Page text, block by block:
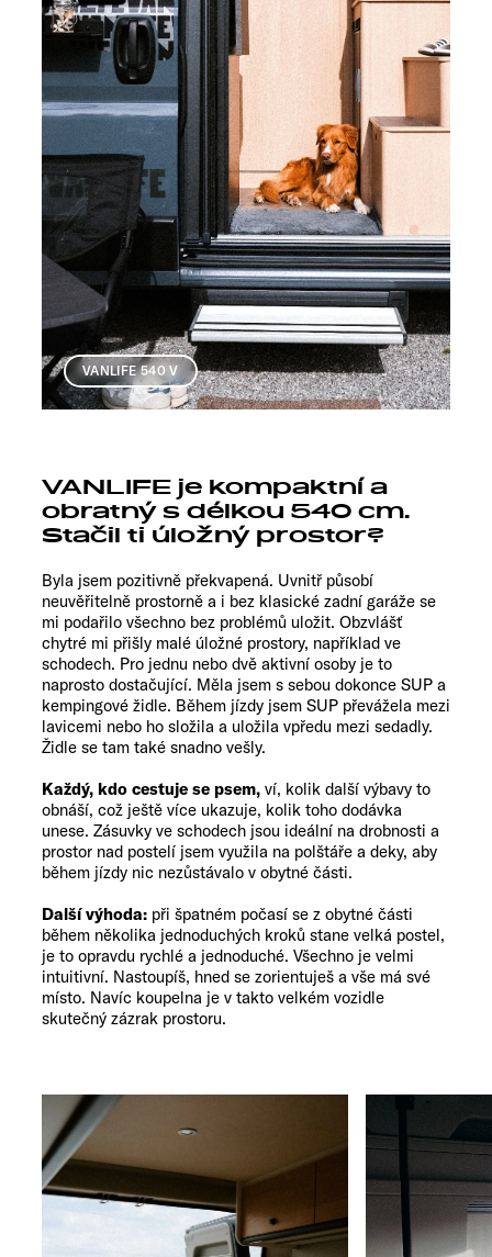
VANLIFE 540 V
VANLIFE je kompaktní a
obratný s délkou 540 cm.
Stačil ti úložný prostor?
Byla jsem pozitivně překvapená. Uvnitř působí
neuvěřitelně prostorně a i bez klasické zadní garáže se
mi podařilo všechno bez problémů uložit. Obzvlášť
chytré mi přišly malé úložné prostory, například ve
schodech. Pro jednu nebo dvě aktivní osoby je to
naprosto dostačující. Měla jsem s sebou dokonce SUP a
kempingové židle. Během jízdy jsem SUP převážela mezi
lavicemi nebo ho složila a uložila vpředu mezi sedadly.
Židle se tam také snadno vešly.
Každý, kdo cestuje se psem, ví, kolik další výbavy to
obnáší, což ještě více ukazuje, kolik toho dodávka
unese. Zásuvky ve schodech jsou ideální na drobnosti a
prostor nad postelí jsem využila na polštáře a deky, aby
během jízdy nic nezůstávalo v obytné části.
Další výhoda: při špatném počasí se z obytné části
během několika jednoduchých kroků stane velká postel,
je to opravdu rychlé a jednoduché. Všechno je velmi
intuitivní. Nastoupíš, hned se zorientuješ a vše má své
místo. Navíc koupelna je v takto velkém vozidle
skutečný zázrak prostoru.